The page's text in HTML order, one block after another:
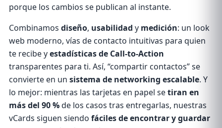
porque los cambios se publican al instante.
Combinamos diseño, usabilidad y medición: un look
web moderno, vías de contacto intuitivas para quien
te recibe yestadísticas de Call-to-Action
transparentes para ti. Así, “compartir contactos” se
convierte en un sistema de networking escalable. Y
lo mejor: mientras las tarjetas en papel setiran en
más del 90 %de los casos tras entregarlas, nuestras
vCards siguen siendo fáciles de encontrar y guardar